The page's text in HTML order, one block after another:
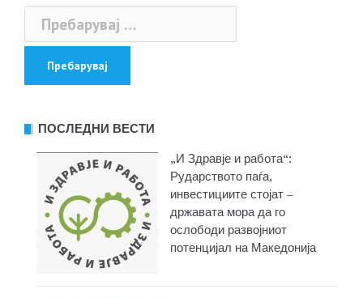
Пребарувај
за:
ПОСЛЕДНИ ВЕСТИ
„И Здравје и работа“:
Рударството паѓа,
инвестициите стојат –
државата мора да го
ослободи развојниот
потенцијал на Македонија